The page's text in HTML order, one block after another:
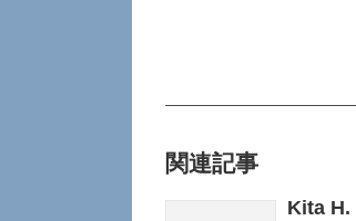
関連記事
Kita H.